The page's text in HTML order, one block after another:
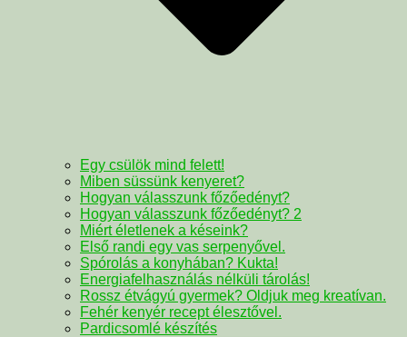
Egy csülök mind felett!
Miben süssünk kenyeret?
Hogyan válasszunk főzőedényt?
Hogyan válasszunk főzőedényt? 2
Miért életlenek a késeink?
Első randi egy vas serpenyővel.
Spórolás a konyhában? Kukta!
Energiafelhasználás nélküli tárolás!
Rossz étvágyú gyermek? Oldjuk meg kreatívan.
Fehér kenyér recept élesztővel.
Pardicsomlé készítés